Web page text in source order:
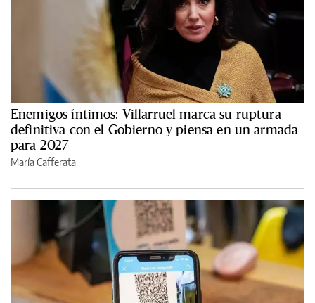
Enemigos íntimos: Villarruel marca su ruptura
definitiva con el Gobierno y piensa en un armada
para 2027
María Cafferata